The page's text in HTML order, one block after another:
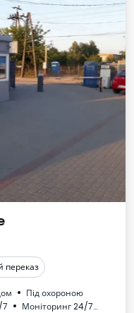
переказ
Під охороною
7
Моніторинг 24/7